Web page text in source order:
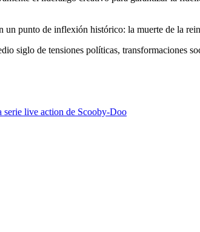
un punto de inflexión histórico: la muerte de la
siglo de tensiones políticas, transformaciones
serie live action de Scooby-Doo